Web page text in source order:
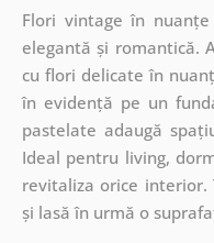
Flori vintage în
elegantă și romantică.
cu flori delicate în
în evidență pe un
pastelate adaugă
Ideal pentru living,
revitaliza orice interior.
și lasă în urmă o